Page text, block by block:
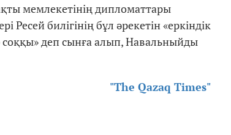
мемлекетінің дипломаттары
билігінің бұл әрекетін «еркіндік
соққы» деп сынға алып, Навальныйды
"The Qazaq Times"